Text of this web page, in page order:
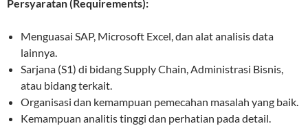
Persyaratan (Requirements):
Menguasai SAP, Microsoft Excel, dan alat analisis data
lainnya.
Sarjana (S1) di bidang Supply Chain, Administrasi Bisnis,
atau bidang terkait.
Organisasi dan kemampuan pemecahan masalah yang baik.
Kemampuan analitis tinggi dan perhatian pada detail.